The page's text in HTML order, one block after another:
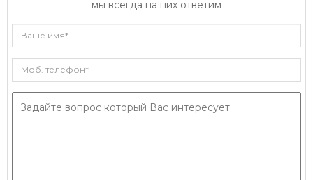
мы всегда на них ответим